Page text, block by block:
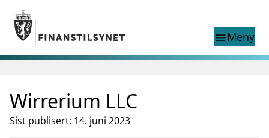
Gå til hovedinnhold
Gå til søkesiden
menuMeny
nettstedet
English
Tilsyn
Wirrerium LLC
Sist publisert: 14. juni 2023